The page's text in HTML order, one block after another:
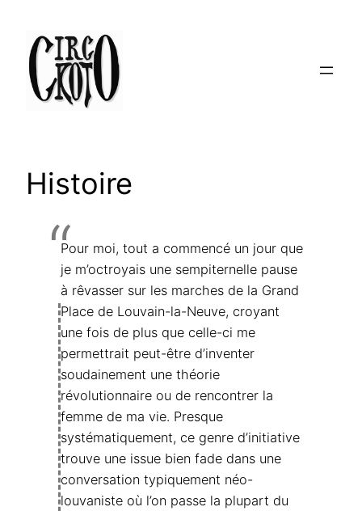
contenu
Histoire
Pour moi, tout a commencé un jour que
je m’octroyais une sempiternelle pause
à rêvasser sur les marches de la Grand
Place de Louvain-la-Neuve, croyant
une fois de plus que celle-ci me
permettrait peut-être d’inventer
soudainement une théorie
révolutionnaire ou de rencontrer la
femme de ma vie. Presque
systématiquement, ce genre d’initiative
trouve une issue bien fade dans une
conversation typiquement néo-
louvaniste où l’on passe la plupart du